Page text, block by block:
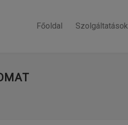
Főoldal Szolgáltatások